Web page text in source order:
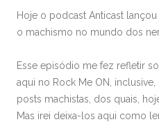
Hoje o podcast Anticast
o machismo no mundo dos
Esse episódio me fez refletir
aqui no Rock Me ON,
posts machistas, dos quais,
Mas irei deixa-los aqui como